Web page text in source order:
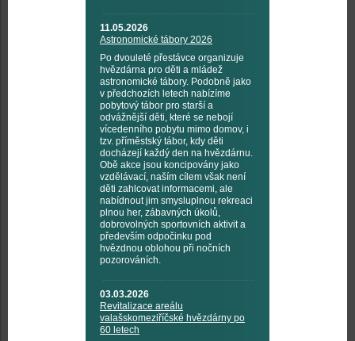
11.05.2026
Astronomické tábory 2026
Po dvouleté přestávce organizuje
hvězdárna pro děti a mládež
astronomické tábory. Podobně jako
v předchozích letech nabízíme
pobytový tábor pro starší a
odvážnější děti, které se nebojí
vícedenního pobytu mimo domov, i
tzv. příměstský tábor, kdy děti
docházejí každý den na hvězdárnu.
Obě akce jsou koncipovány jako
vzdělávací, naším cílem však není
děti zahlcovat informacemi, ale
nabídnout jim smysluplnou rekreaci
plnou her, zábavných úkolů,
dobrovolných sportovních aktivit a
především odpočinku pod
hvězdnou oblohou při nočních
pozorováních.
03.03.2026
Revitalizace areálu
valašskomeziříčské hvězdárny po
60 letech